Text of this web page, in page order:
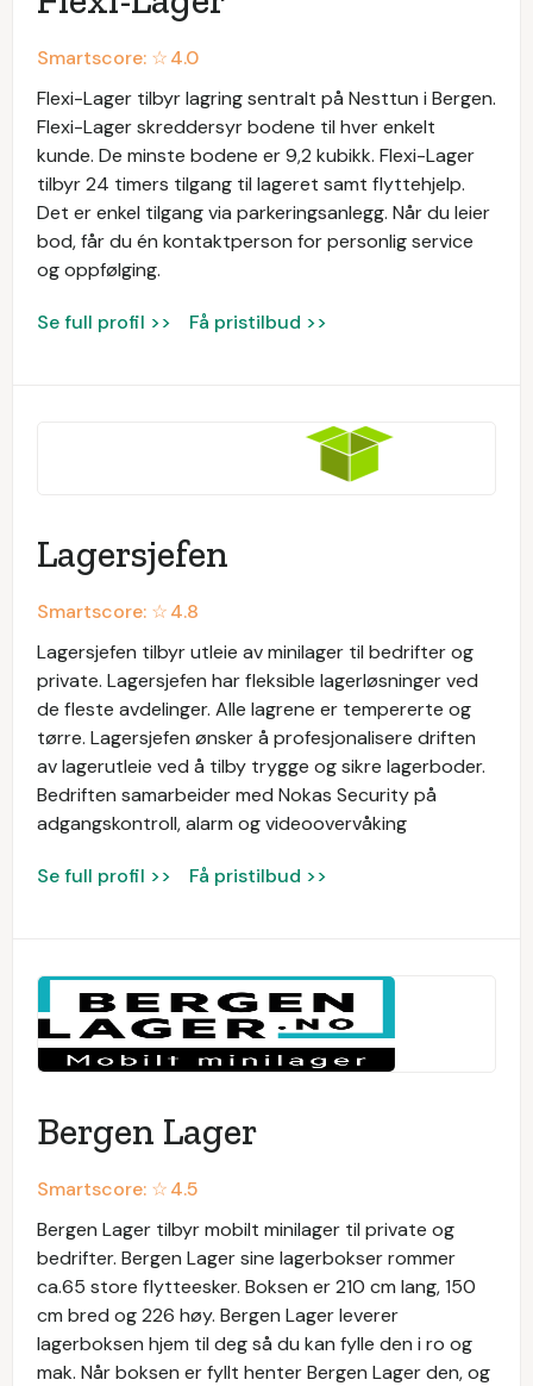
Smartscore: ☆4.0
Flexi-Lager tilbyr lagring sentralt på Nesttun i Bergen.
Flexi-Lager skreddersyr bodene til hver enkelt
kunde. De minste bodene er 9,2 kubikk. Flexi-Lager
tilbyr 24 timers tilgang til lageret samt flyttehjelp.
Det er enkel tilgang via parkeringsanlegg. Når du leier
bod, får du én kontaktperson for personlig service
og oppfølging.
Se full profil >> Få pristilbud >>
Lagersjefen
Smartscore: ☆4.8
Lagersjefen tilbyr utleie av minilager til bedrifter og
private. Lagersjefen har fleksible lagerløsninger ved
de fleste avdelinger. Alle lagrene er tempererte og
tørre. Lagersjefen ønsker å profesjonalisere driften
av lagerutleie ved å tilby trygge og sikre lagerboder.
Bedriften samarbeider med Nokas Security på
adgangskontroll, alarm og videoovervåking
Se full profil >> Få pristilbud >>
Bergen Lager
Smartscore: ☆4.5
Bergen Lager tilbyr mobilt minilager til private og
bedrifter. Bergen Lager sine lagerbokser rommer
ca.65 store flytteesker. Boksen er 210 cm lang, 150
cm bred og 226 høy. Bergen Lager leverer
lagerboksen hjem til deg så du kan fylle den i ro og
mak. Når boksen er fyllt henter Bergen Lager den, og